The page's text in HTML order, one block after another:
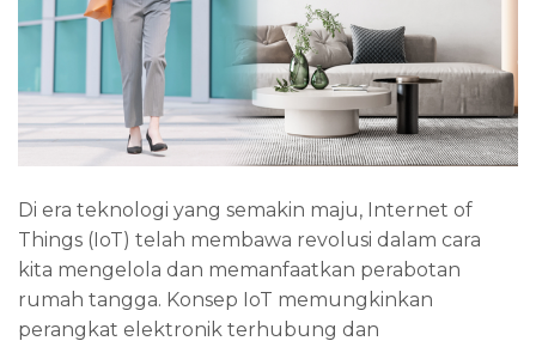
Di era teknologi yang semakin maju, Internet of
Things (IoT) telah membawa revolusi dalam cara
kita mengelola dan memanfaatkan perabotan
rumah tangga. Konsep IoT memungkinkan
perangkat elektronik terhubung dan